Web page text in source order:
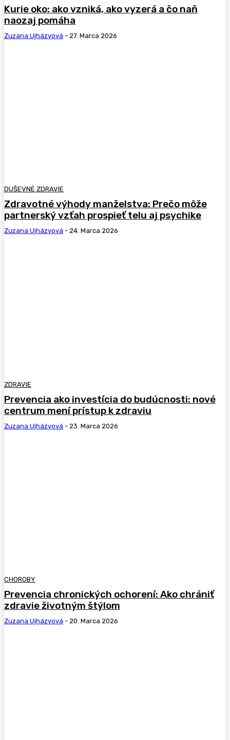
Kurie oko: ako vzniká, ako vyzerá a čo naň
naozaj pomáha
Zuzana Ujházyová - 27. Marca 2026
DUŠEVNÉ ZDRAVIE
Zdravotné výhody manželstva: Prečo môže
partnerský vzťah prospieť telu aj psychike
Zuzana Ujházyová - 24. Marca 2026
ZDRAVIE
Prevencia ako investícia do budúcnosti: nové
centrum mení prístup k zdraviu
Zuzana Ujházyová - 23. Marca 2026
CHOROBY
Prevencia chronických ochorení: Ako chrániť
zdravie životným štýlom
Zuzana Ujházyová - 20. Marca 2026